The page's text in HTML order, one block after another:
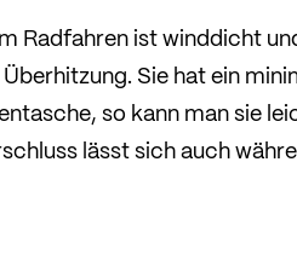
Radfahren ist winddicht
Sie hat ein
so kann man sie
lässt sich auch
Slim Fit, der eng am